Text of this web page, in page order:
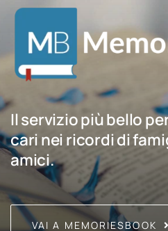
Il servizio più bello
cari nei ricordi di
amici.
VAI A MEMORIESBOOK